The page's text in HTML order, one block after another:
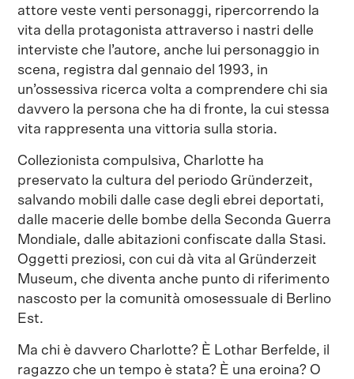
attore veste venti personaggi, ripercorrendo la
vita della protagonista attraverso i nastri delle
interviste che l’autore, anche lui personaggio in
scena, registra dal gennaio del 1993, in
un’ossessiva ricerca volta a comprendere chi sia
davvero la persona che ha di fronte, la cui stessa
vita rappresenta una vittoria sulla storia.
Collezionista compulsiva, Charlotte ha
preservato la cultura del periodo Gründerzeit,
salvando mobili dalle case degli ebrei deportati,
dalle macerie delle bombe della Seconda Guerra
Mondiale, dalle abitazioni confiscate dalla Stasi.
Oggetti preziosi, con cui dà vita al Gründerzeit
Museum, che diventa anche punto di riferimento
nascosto per la comunità omosessuale di Berlino
Est.
Ma chi è davvero Charlotte? È Lothar Berfelde, il
ragazzo che un tempo è stata? È una eroina? O